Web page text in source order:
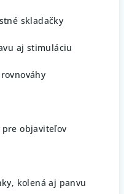
skladačky
aj stimuláciu
pre objaviteľov
kolená aj panvu